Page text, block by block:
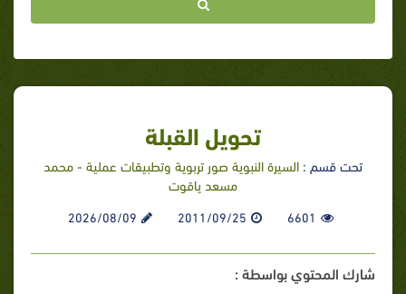
تحويل القبلة
تحت قسم : السيرة النبوية صور تربوية وتطبيقات عملية - محمد
مسعد ياقوت
6601
2011/09/25
2026/08/09
شارك المحتوي بواسطة :